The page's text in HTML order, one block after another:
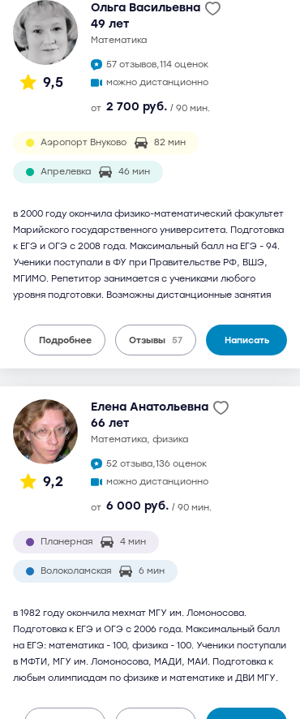
9,5
Ольга Васильевна
49 лет
математика
57 отзывов,114 оценок
можно дистанционно
от 2 700 руб. / 90 мин.
Аэропорт Внуково 82 мин
Апрелевка 46 мин
в 2000 году окончила физико-математический факультет
Марийского государственного университета. Подготовка
к ЕГЭ и ОГЭ с 2008 года. Максимальный балл на ЕГЭ - 94.
Ученики поступали в ФУ при Правительстве РФ, ВШЭ,
МГИМО. Репетитор занимается с учениками любого
уровня подготовки. Возможны дистанционные занятия
Подробнее Отзывы 57 Написать
9,2
Елена Анатольевна
66 лет
математика, физика
52 отзыва,136 оценок
можно дистанционно
от 6 000 руб. / 90 мин.
Планерная 4 мин
Волоколамская 6 мин
в 1982 году окончила мехмат МГУ им. Ломоносова.
Подготовка к ЕГЭ и ОГЭ с 2006 года. Максимальный балл
на ЕГЭ: математика - 100, физика - 100. Ученики поступали
в МФТИ, МГУ им. Ломоносова, МАДИ, МАИ. Подготовка к
любым олимпиадам по физике и математике и ДВИ МГУ.